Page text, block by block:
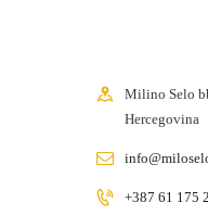
Milino Selo
Hercegovina
+387 61 175